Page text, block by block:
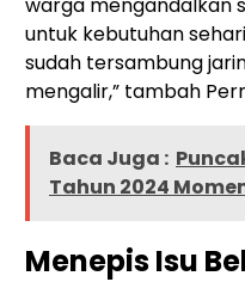
untuk kebutuhan
sudah tersambung
mengalir,” tambah
Baca Juga :
Tahun 2024
Menepis Isu